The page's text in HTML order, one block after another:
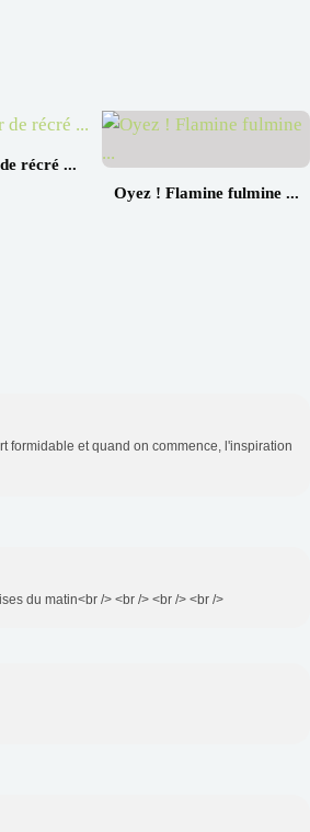
récré ...
Oyez ! Flamine fulmine ...
formidable et quand on commence, l'inspiration
du matin<br /> <br /> <br /> <br />